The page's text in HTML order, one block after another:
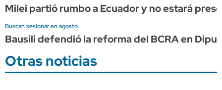
Milei partió rumbo a Ecuador y no estará
Buscan sesionar en agosto
Bausili defendió la reforma del BCRA en
Otras noticias